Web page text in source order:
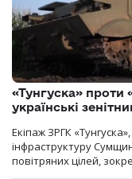
«Тунгуска» проти
українські
Екіпаж ЗРГК
інфраструктуру
повітряних цілей,